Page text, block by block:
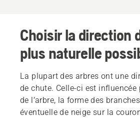
Choisir la direction
plus naturelle
La plupart des arbres ont une
de chute. Celle-ci est influencée
de l’arbre, la forme des
éventuelle de neige sur la